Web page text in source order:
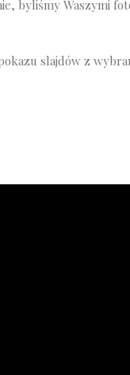
byliśmy Waszymi
slajdów z